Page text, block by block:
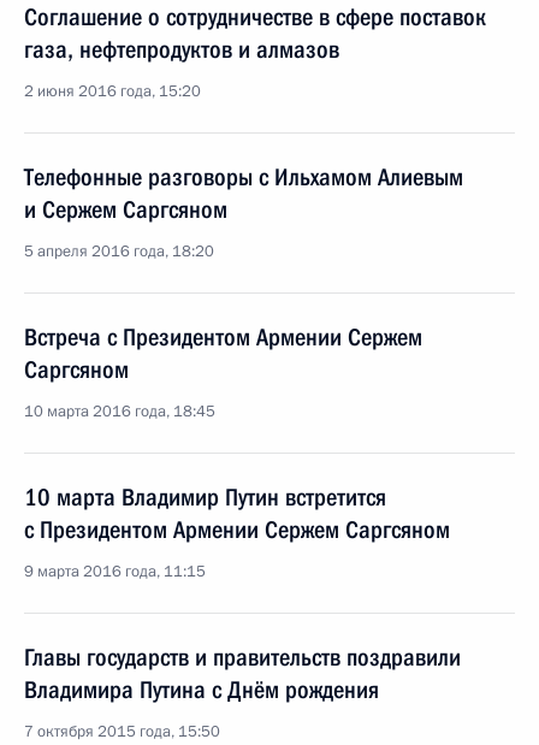
Соглашение о сотрудничестве в сфере поставок
газа, нефтепродуктов и алмазов
2 июня 2016 года, 15:20
Телефонные разговоры с Ильхамом Алиевым
и Сержем Саргсяном
5 апреля 2016 года, 18:20
Встреча с Президентом Армении Сержем
Саргсяном
10 марта 2016 года, 18:45
10 марта Владимир Путин встретится
с Президентом Армении Сержем Саргсяном
9 марта 2016 года, 11:15
Главы государств и правительств поздравили
Владимира Путина с Днём рождения
7 октября 2015 года, 15:50